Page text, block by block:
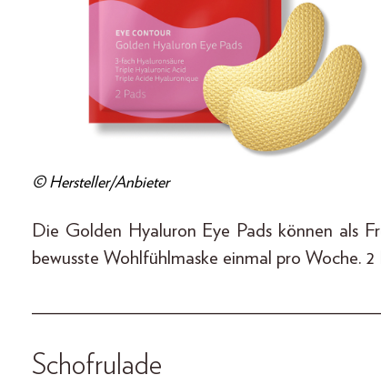
© Hersteller/Anbieter
Die Golden Hyaluron Eye Pads können als
bewusste Wohlfühlmaske einmal pro Woche.
Schofrulade